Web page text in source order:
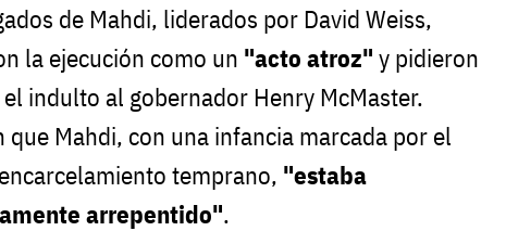
de Mahdi, liderados por David Weiss,
la ejecución como un "acto atroz" y pidieron
indulto al gobernador Henry McMaster.
que Mahdi, con una infancia marcada por el
temprano, "estaba
arrepentido".